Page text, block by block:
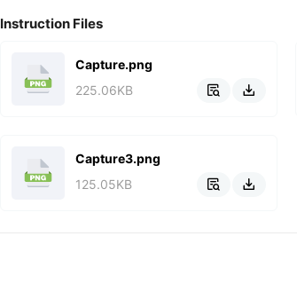
Instruction Files
Capture.png
225.06KB
 
Capture3.png
125.05KB
 